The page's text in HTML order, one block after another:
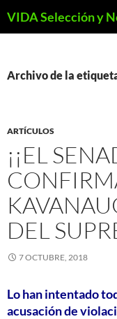
VIDA Selección y
Archivo de la
ARTÍCULOS
¡¡EL
DEL
7 OCTUBRE, 2018
Lo han intentado
acusación de